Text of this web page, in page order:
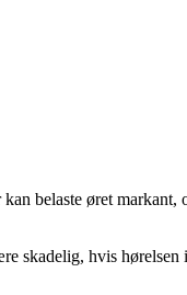
belaste øret
skadelig, hvis hørelsen